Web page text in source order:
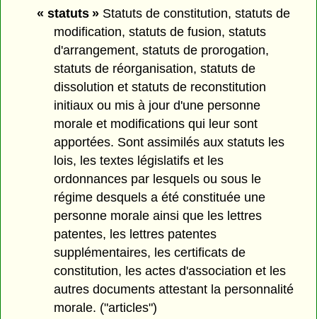
« statuts »Statuts de constitution, statuts de
modification, statuts de fusion, statuts
d'arrangement, statuts de prorogation,
statuts de réorganisation, statuts de
dissolution et statuts de reconstitution
initiaux ou mis à jour d'une personne
morale et modifications qui leur sont
apportées. Sont assimilés aux statuts les
lois, les textes législatifs et les
ordonnances par lesquels ou sous le
régime desquels a été constituée une
personne morale ainsi que les lettres
patentes, les lettres patentes
supplémentaires, les certificats de
constitution, les actes d'association et les
autres documents attestant la personnalité
morale. ("articles")